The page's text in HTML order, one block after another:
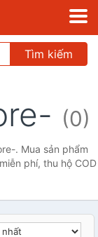
Tìm kiếm
(0)
. Mua sản phẩm
phí, thu hộ COD